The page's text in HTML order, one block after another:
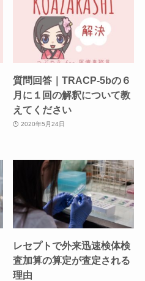
質問回答｜TRACP-5bの６
月に１回の解釈について教
えてください
2020年5月24日
レセプトで外来迅速検体検
査加算の算定が査定される
理由